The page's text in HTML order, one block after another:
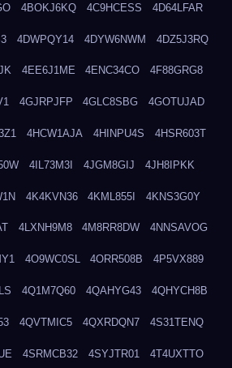
4BOKJ6KQ 4C9HCESS 4D64LFAR
4DWPQY14 4DYW6NWM 4DZ5J3RQ
4EE6J1ME 4ENC34CO 4F88GRG8
4GJRPJFP 4GLC8SBG 4GOTUJAD
4HCW1AJA 4HINPU4S 4HSR603T
4IL73M3I 4JGM8GIJ 4JH8IPKK
4K4KVN36 4KML855I 4KNS3G0Y
4LXNH9M8 4M8RR8DW 4NNSAVOG
4O9WC0SL 4ORR508B 4P5VX889
4Q1M7Q60 4QAHYG43 4QHYCH8B
4QVTMIC5 4QXRDQN7 4S31TENQ
4SRMCB32 4SYJTR01 4T4UXTTO